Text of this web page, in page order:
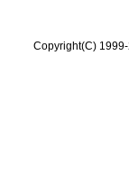
Copyright(C)